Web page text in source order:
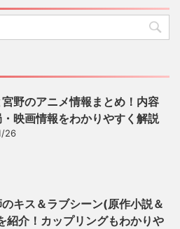
野のアニメ情報まとめ！内容
映画情報をわかりやすく解説
26
キス＆ラブシーン(原作小説＆
紹介！カップリングもわかりや